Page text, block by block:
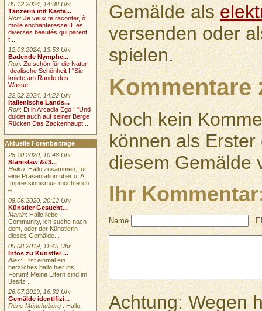
Gemälde als
versenden oder
spielen.
Kommentare
Noch kein
können als
diesem Gemälde
Ihr
Name
Achtung: Wegen
05.12.2024, 14:38 Uhr
Tänzerin mit Kasta...
Ron:Je veux te raconter, ô
molle enchanteresse! L es
diverses beautés qui parent
t...
12.03.2024, 13:53 Uhr
Badende Nymphe...
Ron:Zu schön für die Natur:
Idealische Schönheit ! "Sie
kniete am Rande des
Wasse...
22.02.2024, 14:22 Uhr
Italienische Lands...
Ron:Et in Arcadia Ego ! "Und
duldet auch auf seiner Berge
Rücken Das Zackenhaupt...
Aktuelle Forenbeiträge
28.10.2020, 10:48 Uhr
Stanisław &#3...
Heiko: Hallo zusammen, für
eine Präsentation über u. A.
Impressionismus möchte ich
e...
08.06.2020, 20:12 Uhr
Künstler Gesucht...
Martin: Hallo liebe
Community, ich suche nach
dem, oder der Künstlerin
dieses Gemälde...
05.08.2019, 11:45 Uhr
Infos zu Künstler ...
Alex: Erst einmal ein
herzliches hallo hier ins
Forum! Meine Eltern sind im
Besitz ...
26.07.2019, 16:32 Uhr
Gemälde identifizi...
René Müncheberg : Hallo,